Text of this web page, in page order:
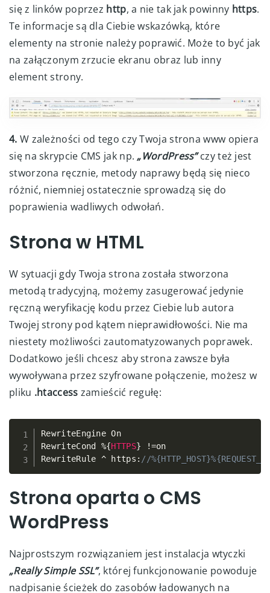
się z linków poprzez http, a nie tak jak powinny https.
Te informacje są dla Ciebie wskazówką, które
elementy na stronie należy poprawić. Może to być jak
na załączonym zrzucie ekranu obraz lub inny
element strony.
4. W zależności od tego czy Twoja strona www opiera
się na skrypcie CMS jak np. „WordPress”czy też jest
stworzona ręcznie, metody naprawy będą się nieco
różnić, niemniej ostatecznie sprowadzą się do
poprawienia wadliwych odwołań.
Strona w HTML
W sytuacji gdy Twoja strona została stworzona
metodą tradycyjną, możemy zasugerować jedynie
ręczną weryfikację kodu przez Ciebie lub autora
Twojej strony pod kątem nieprawidłowości. Nie ma
niestety możliwości zautomatyzowanych poprawek.
Dodatkowo jeśli chcesz aby strona zawsze była
wywoływana przez szyfrowane połączenie, możesz w
pliku .htaccess zamieścić regułę:
RewriteEngine On
RewriteCond %{HTTPS} !=on
RewriteRule ^ https : //
Strona oparta o CMS
WordPress
Najprostszym rozwiązaniem jest instalacja wtyczki
„Really Simple SSL”, której funkcjonowanie powoduje
nadpisanie ścieżek do zasobów ładowanych na